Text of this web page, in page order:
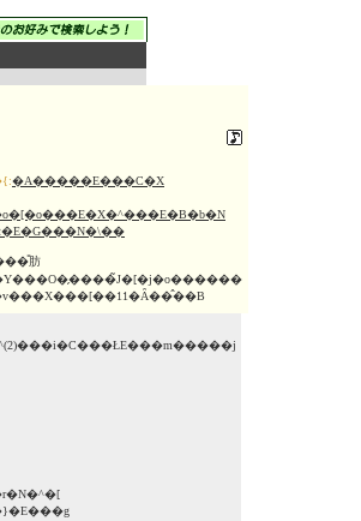
�A�����E���C�X
肪